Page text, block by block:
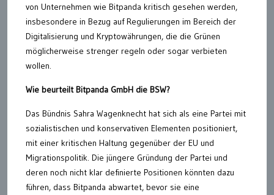
von Unternehmen wie Bitpanda kritisch gesehen werden,
insbesondere in Bezug auf Regulierungen im Bereich der
Digitalisierung und Kryptowährungen, die die Grünen
möglicherweise strenger regeln oder sogar verbieten
wollen.
Wie beurteilt Bitpanda GmbH die BSW?
Das Bündnis Sahra Wagenknecht hat sich als eine Partei mit
sozialistischen und konservativen Elementen positioniert,
mit einer kritischen Haltung gegenüber der EU und
Migrationspolitik. Die jüngere Gründung der Partei und
deren noch nicht klar definierte Positionen könnten dazu
führen, dass Bitpanda abwartet, bevor sie eine